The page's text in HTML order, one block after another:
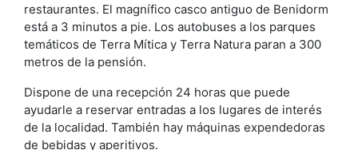
restaurantes. El magnífico casco antiguo de Benidorm
está a 3 minutos a pie. Los autobuses a los parques
temáticos de Terra Mítica y Terra Natura paran a 300
metros de la pensión.
Dispone de una recepción 24 horas que puede
ayudarle a reservar entradas a los lugares de interés
de la localidad. También hay máquinas expendedoras
de bebidas y aperitivos.